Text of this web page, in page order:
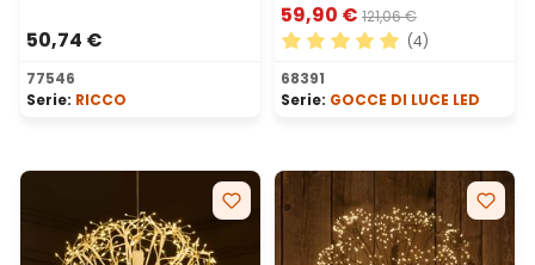
50,74 €
77546
Serie: RICCO
59,90 € 121,06 €
Valutazione media di 5 su
(4)
68391
Serie: GOCCE DI LUCE LED